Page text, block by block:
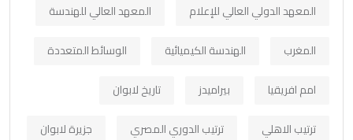
المعهد الدولي العالي للإعلام
المعهد العالي للهندسة
المغرب
الهندسة الكيميائية
الوسائط المتعددة
امم افريقيا
بيراميدز
تاريخ لابوان
ترتيب الاهلي
ترتيب الدوري المصري
جزيرة لابوان